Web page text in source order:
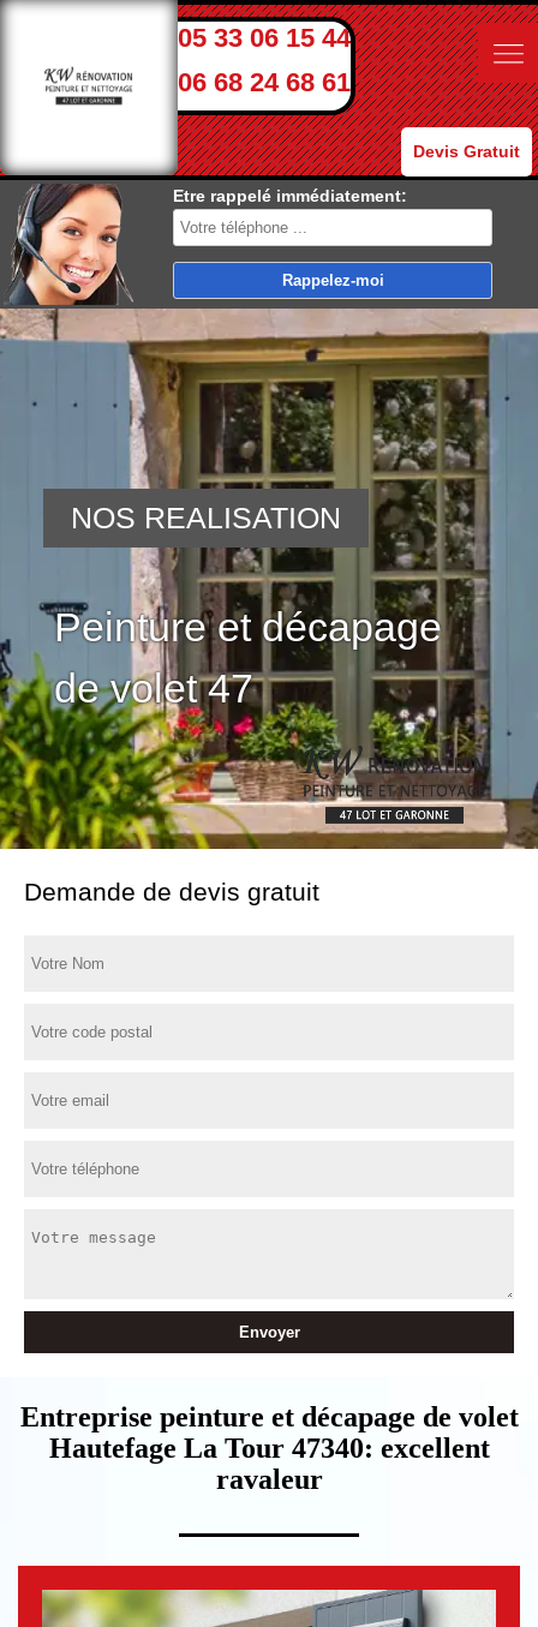
05 33 06 15 44
06 68 24 68 61
Devis Gratuit
Etre rappelé immédiatement:
Peinture et décapage
de volet 47
NOS REALISATION
Demande de devis gratuit
Entreprise peinture et décapage de volet
Hautefage La Tour 47340: excellent
ravaleur